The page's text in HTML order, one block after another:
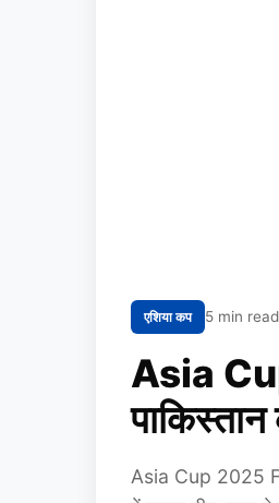
एशिया कप 5 min read
Asia
Asia Cup 2025